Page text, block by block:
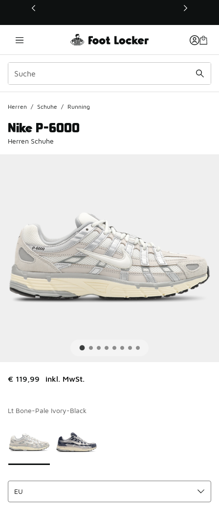
Dieser Link öffnet sich in einem neuen Fenster
Herren / Schuhe / Running
Nike P-6000
Herren Schuhe
€ 119,99 inkl. MwSt.
Lt Bone-Pale Ivory-Black